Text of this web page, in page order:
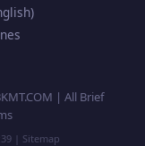
| All Brief
| Sitemap